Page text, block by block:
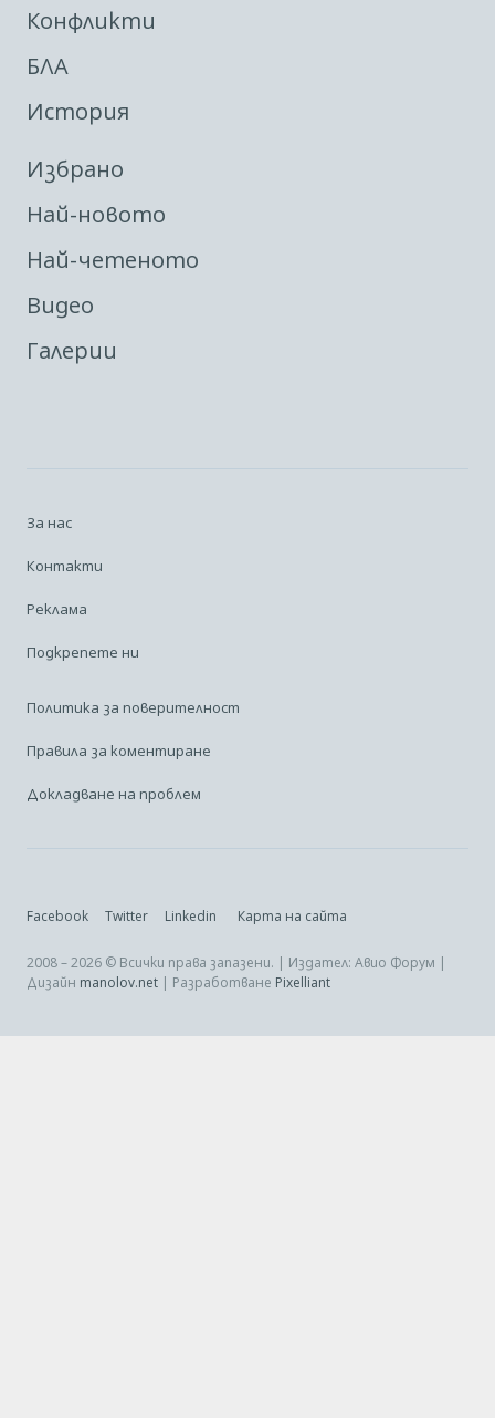
Конфликти
БЛА
История
Избрано
Най-новото
Най-четеното
Видео
Галерии
За нас
Контакти
Реклама
Подкрепете ни
Политика за поверителност
Правила за коментиране
Докладване на проблем
Facebook Twitter Linkedin Карта на сайта
2008 – 2026 © Всички права запазени. | Издател: Авио Форум |
Дизайн manolov.net | Разработване Pixelliant